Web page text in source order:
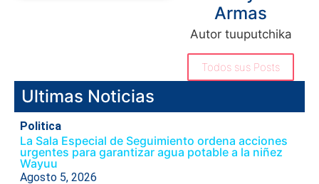
Armas
Autor tuuputchika
Todos sus Posts
Ultimas Noticias
Politica
La Sala Especial de Seguimiento ordena acciones
urgentes para garantizar agua potable a la niñez
Wayuu
Agosto 5, 2026